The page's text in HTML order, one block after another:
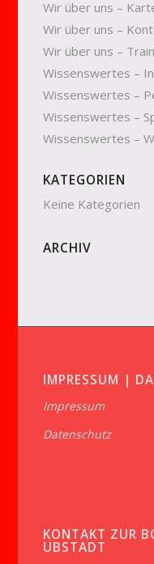
Wir über uns –
Wir über uns –
Wir über uns –
Wissenswertes –
Wissenswertes –
Wissenswertes –
Wissenswertes –
KATEGORIEN
Keine Kategorien
ARCHIV
IMPRESSUM |
Impressum
Datenschutz
KONTAKT ZUR
UBSTADT